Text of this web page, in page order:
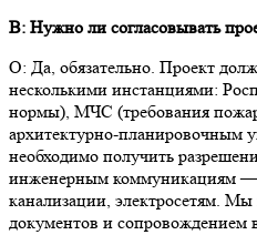
В: Нужно ли согласовывать
О: Да, обязательно. Проект
несколькими инстанциями:
нормы), МЧС (требования
архитектурно-планировочным
необходимо получить
инженерным коммуникациям
канализации, электросетям.
документов и сопровождением